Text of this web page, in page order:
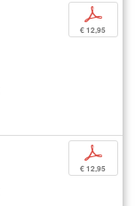
p
€ 12,95
p
€ 12,95